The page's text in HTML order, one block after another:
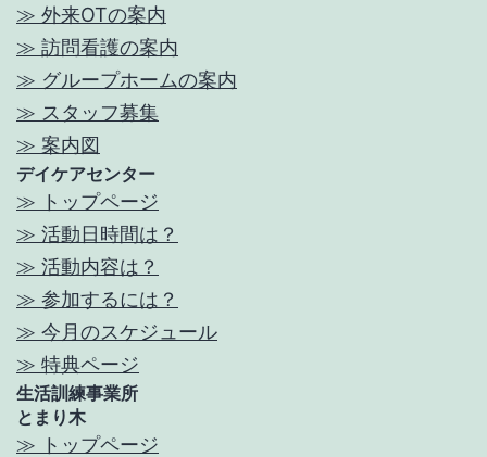
≫ 外来OTの案内
≫ 訪問看護の案内
≫ グループホームの案内
≫ スタッフ募集
≫ 案内図
デイケアセンター
≫ トップページ
≫ 活動日時間は？
≫ 活動内容は？
≫ 参加するには？
≫ 今月のスケジュール
≫ 特典ページ
生活訓練事業所
とまり木
≫ トップページ